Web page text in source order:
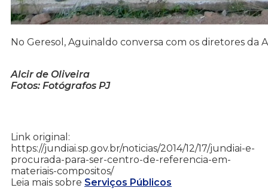
No Geresol, Aguinaldo conversa com os diretores da
Alcir de Oliveira
Fotos: Fotógrafos PJ
Link original:
https://jundiai.sp.gov.br/noticias/2014/12/17/jundiai-e-
procurada-para-ser-centro-de-referencia-em-
materiais-compositos/
Leia mais sobre Serviços Públicos